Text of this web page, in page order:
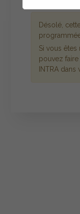
Désolé,
Si vous
pouvez
INTRA